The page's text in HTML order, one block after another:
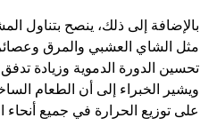
بالإضافة إلى ذلك، ينصح بتناول
مثل الشاي العشبي والمرق
تحسين الدورة الدموية وزيادة
ويشير الخبراء إلى أن الطعام
على توزيع الحرارة في جميع أنحاء